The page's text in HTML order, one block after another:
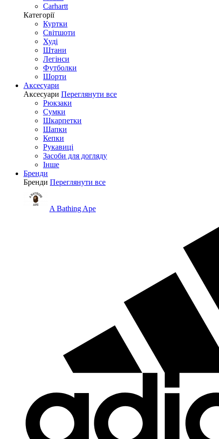
Carhartt
Категорії
Куртки
Світшоти
Худі
Штани
Легінси
Футболки
Шорти
Аксесуари
Аксесуари Переглянути все
Рюкзаки
Сумки
Шкарпетки
Шапки
Кепки
Рукавиці
Засоби для догляду
Інше
Бренди
Бренди Переглянути все
A Bathing Ape